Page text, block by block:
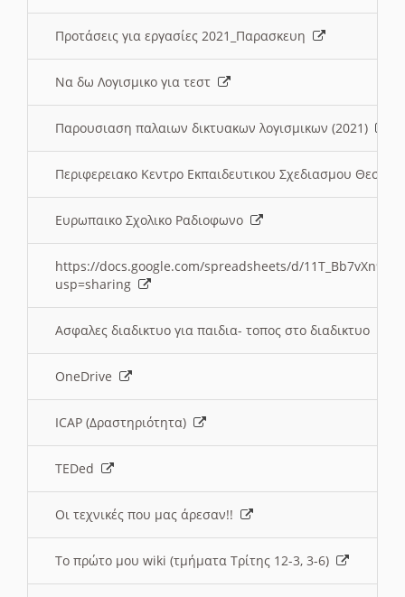
Προτάσεις για εργασίες 2021_Παρασκευη
Να δω Λογισμικο για τεστ
Παρουσιαση παλαιων δικτυακων λογισμικων (2021)
Περιφερειακο Κεντρο Εκπαιδευτικου Σχεδιασμου
Ευρωπαικο Σχολικο Ραδιοφωνο
https://docs.google.com/spreadsheets/d/
usp=sharing
Ασφαλες διαδικτυο για παιδια- τοπος στο διαδικτυο
OneDrive
ICAP (Δραστηριότητα)
TEDed
Οι τεχνικές που μας άρεσαν!!
Το πρώτο μου wiki (τμήματα Τρίτης 12-3, 3-6)